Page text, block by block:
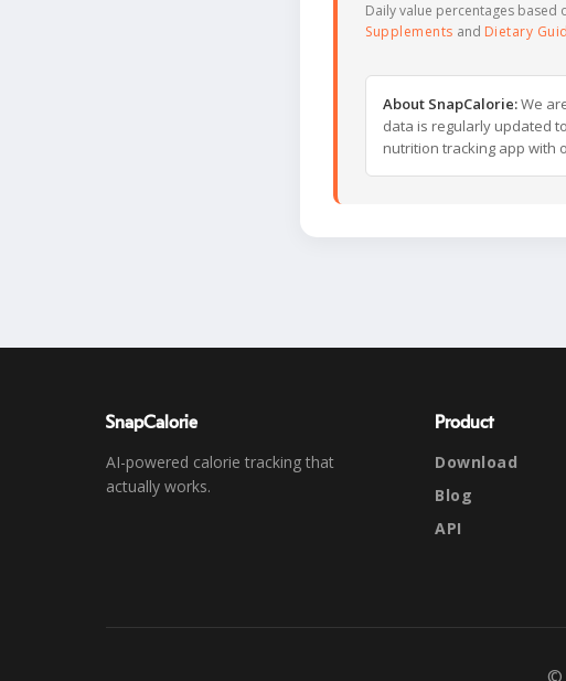
Daily value percentages based
Supplements and Dietary
About SnapCalorie:We
data is regularly updated
nutrition tracking app with
SnapCalorie
AI-powered calorie tracking that
actually works.
Product
Download
Blog
API